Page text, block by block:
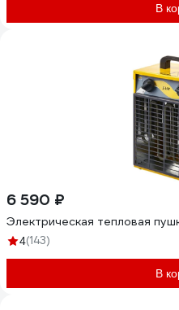
В
6 590 ₽
Электрическая тепловая
4(143)
В